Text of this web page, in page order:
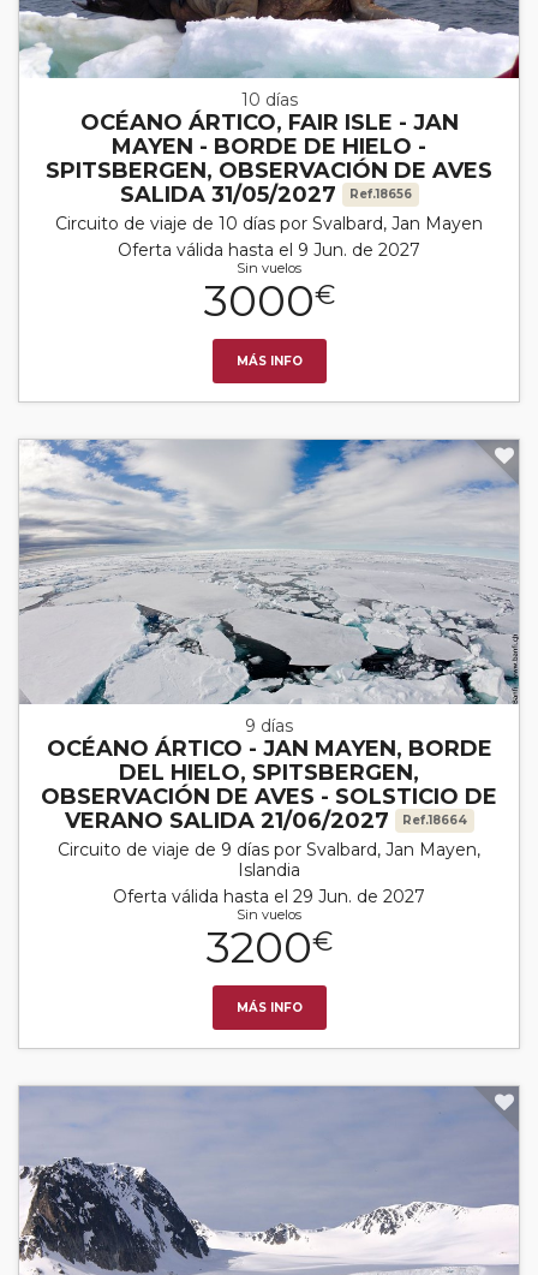
10 días
OCÉANO ÁRTICO, FAIR ISLE - JAN
MAYEN - BORDE DE HIELO -
SPITSBERGEN, OBSERVACIÓN DE AVES
SALIDA 31/05/2027
Ref.18656
Circuito de viaje de 10 días por Svalbard, Jan Mayen
Oferta válida hasta el 9 Jun. de 2027
Sin vuelos
3000€
MÁS INFO
9 días
OCÉANO ÁRTICO - JAN MAYEN, BORDE
DEL HIELO, SPITSBERGEN,
OBSERVACIÓN DE AVES - SOLSTICIO DE
VERANO SALIDA 21/06/2027
Ref.18664
Circuito de viaje de 9 días por Svalbard, Jan Mayen,
Islandia
Oferta válida hasta el 29 Jun. de 2027
Sin vuelos
3200€
MÁS INFO